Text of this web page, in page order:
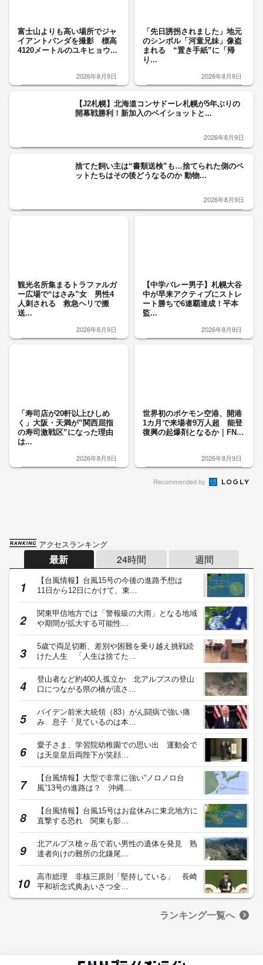
富士山よりも高い場所でジャ
イアントパンダを撮影 標高
4120メートルのユキヒョウ...
2026年8月9日
「先日誘拐されました」地元
のシンボル「河童兄妹」像盗
まれる “置き手紙”に「帰
り...
2026年8月9日
【J2札幌】北海道コンサドーレ札幌が5年ぶりの
開幕戦勝利！新加入のペイショットと...
2026年8月9日
捨てた飼い主は“書類送検”も…捨てられた側のペ
ットたちはその後どうなるのか 動物...
2026年8月9日
観光名所集まるトラファルガ
ー広場で“はさみ”女 男性4
人刺される 救急ヘリで搬
送...
2026年8月9日
【中学バレー男子】札幌大谷
中が早来アクティブにストレ
ート勝ちで6連覇達成！平本
監...
2026年8月9日
「寿司店が20軒以上ひしめ
く」大阪・天満が”関西屈指
の寿司激戦区”になった理由
は...
2026年8月9日
世界初のポケモン空港、開港
1カ月で来場者9万人超 能登
復興の起爆剤となるか｜FN...
2026年8月9日
Recommended by
アクセスランキング
最新 24時間 週間
【台風情報】台風15号の今後の進路予想は
11日から12日にかけて、東…
関東甲信地方では「警報級の大雨」となる地域
や期間が拡大する可能性…
5歳で両足切断、差別や困難を乗り越え挑戦続
けた人生 「人生は捨てた…
登山者など約400人孤立か 北アルプスの登山
口につながる県の橋が流さ…
バイデン前米大統領（83）がん闘病で強い痛
み 息子「見ているのは本…
愛子さま、学習院幼稚園での思い出 運動会で
は天皇皇后両陛下が笑顔…
【台風情報】大型で非常に強い“ノロノロ台
風”13号の進路は？ 沖縄…
【台風情報】台風15号はお盆休みに東北地方に
直撃する恐れ 関東も影…
北アルプス槍ヶ岳で若い男性の遺体を発見 熟
達者向けの難所の北鎌尾…
高市総理 非核三原則「堅持している」 長崎
平和祈念式典あいさつ全…
ランキング一覧へ